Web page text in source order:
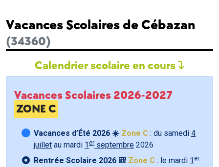
Vacances Scolaires de Cébazan
(34360)
Calendrier scolaire en cours
Vacances Scolaires 2026-2027
ZONE C
Vacances d’Été 2026 ☀️ Zone C : du samedi 4
juillet au mardi 1 er septembre 2026
Rentrée Scolaire 2026 🎒 Zone C : le mardi 1 er